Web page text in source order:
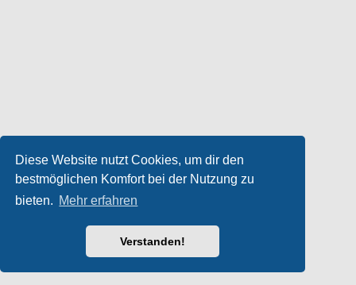
Diese Website nutzt Cookies, um dir den
bestmöglichen Komfort bei der Nutzung zu
bieten. Mehr erfahren
Verstanden!